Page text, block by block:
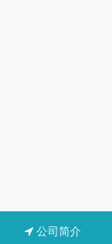
公司简介